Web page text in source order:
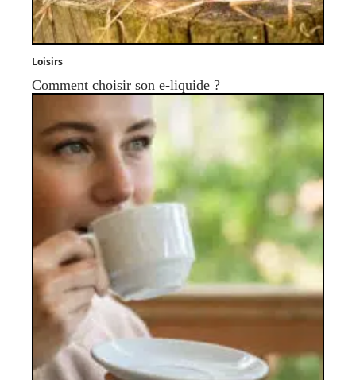
Loisirs
Comment choisir son e-liquide ?